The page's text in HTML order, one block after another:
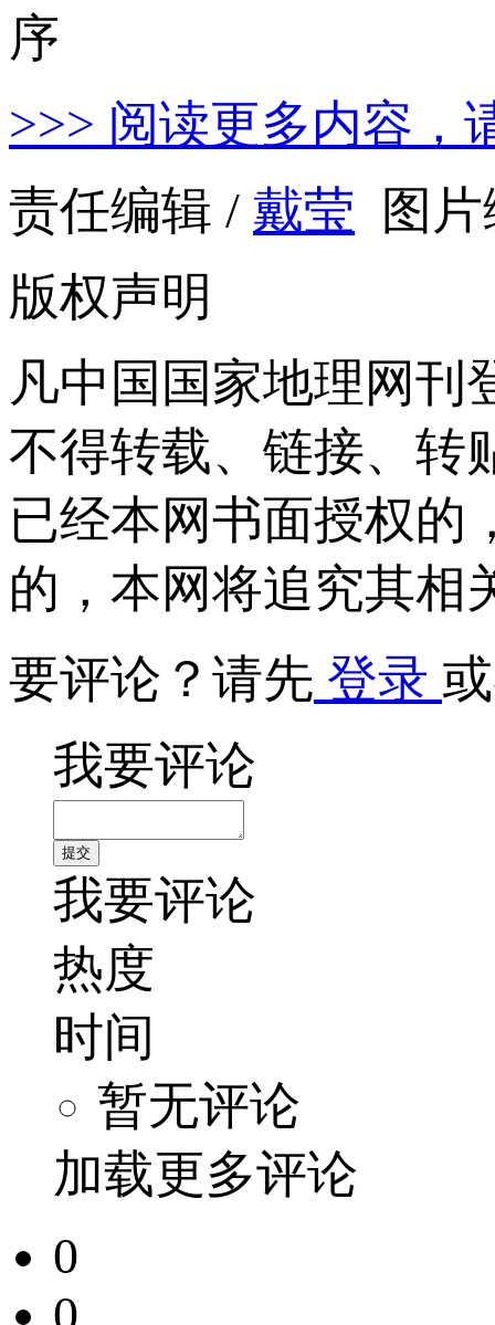
>>> 阅读更多内容，
责任编辑 / 戴莹 图
版权声明
凡中国国家地理网刊
不得转载、链接、转
已经本网书面授权的
的，本网将追究其相
要评论？请先 登录
我要评论
我要评论
热度
时间
暂无评论
加载更多评论
0